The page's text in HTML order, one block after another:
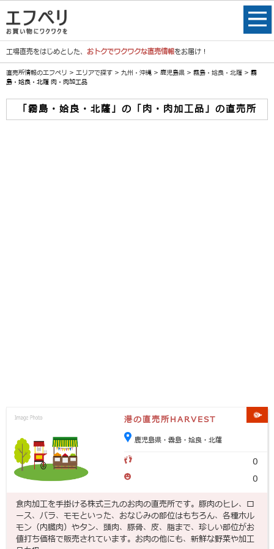
工場直売をはじめとした、 おトクでワクワクな直売情報をお届け！
直売所情報のエフペリ > エリアで探す > 九州・沖縄 > 鹿児島県 > 霧島・姶良・北薩 > 霧
島・姶良・北薩 肉・肉加工品
「霧島・姶良・北薩」の「肉・肉加工品」の直売所
港の直売所HARVEST
鹿児島県・霧島・姶良・北薩
0
0
食肉加工を手掛ける株式三九のお肉の直売所です。豚肉のヒレ、ロ
ース、バラ、モモといった、おなじみの部位はもちろん、各種ホル
モン（内臓肉）やタン、頭肉、豚骨、皮、脂まで、珍しい部位がお
値打ち価格で販売されています。お肉の他にも、新鮮な野菜や加工